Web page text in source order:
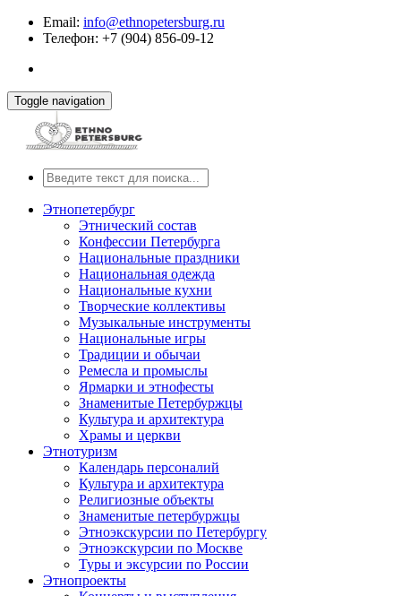
Email: info@ethnopetersburg.ru
Телефон: +7 (904) 856-09-12
Toggle navigation
Этнопетербург
Этнический состав
Конфессии Петербурга
Национальные праздники
Национальная одежда
Национальные кухни
Творческие коллективы
Музыкальные инструменты
Национальные игры
Традиции и обычаи
Ремесла и промыслы
Ярмарки и этнофесты
Знаменитые Петербуржцы
Культура и архитектура
Храмы и церкви
Этнотуризм
Календарь персоналий
Культура и архитектура
Религиозные объекты
Знаменитые петербуржцы
Этноэкскурсии по Петербургу
Этноэкскурсии по Москве
Туры и эксурсии по России
Этнопроекты